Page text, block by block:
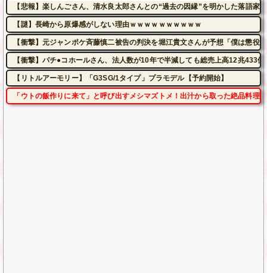
【悲報】楽しんごさん、清水良太郎さんとの“過去の因縁”を明かした落語家
【謎】長崎から原爆感がしない理由ｗｗｗｗｗｗｗｗｗｗ
【衝撃】元ジャンポケ斉藤慎二被告の判決を堀江貴文さんが予想「僕は懲
【衝撃】パチ●コホールさん、法人数が10年で半減しても総売上高12兆433
【リトルアーモリー】「G3SG/1タイプ」プラモデル【予約開始】
「ウトの飯作りに来て」と呼び出すメシマズトメ！出汁から取った絶品料